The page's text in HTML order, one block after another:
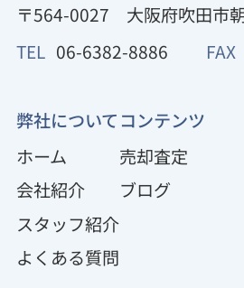
〒564-0027
大阪府吹田市
TEL 06-6382-8886 FAX
弊社について
ホーム
会社紹介
スタッフ紹介
よくある質問
コンテンツ
売却査定
ブログ